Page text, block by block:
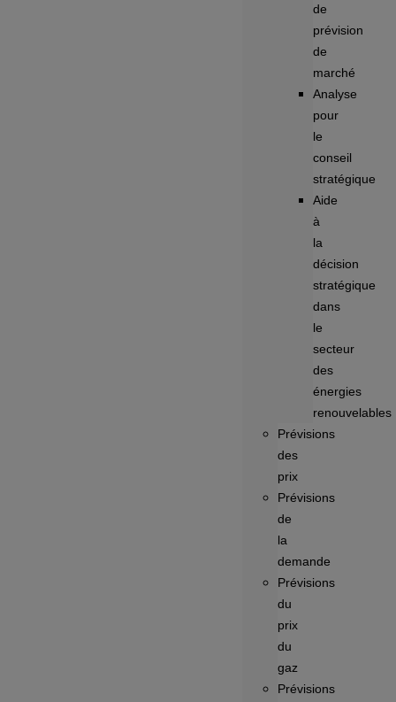
de
prévision
de
marché
Analyse
pour
le
conseil
stratégique
Aide
à
la
décision
stratégique
dans
le
secteur
des
énergies
renouvelables
Prévisions
des
prix
Prévisions
de
la
demande
Prévisions
du
prix
du
gaz
Prévisions